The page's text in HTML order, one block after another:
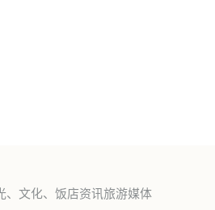
、文化、饭店资讯旅游媒体